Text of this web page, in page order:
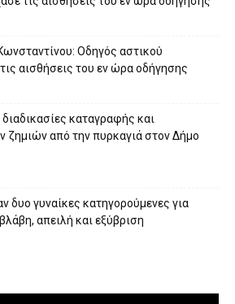
Οδηγός αστικού
αισθήσεις του εν ώρα οδήγησης
καταγραφής και
ζημιών από την πυρκαγιά στον Δήμο
δυο γυναίκες κατηγορούμενες για
απειλή και εξύβριση